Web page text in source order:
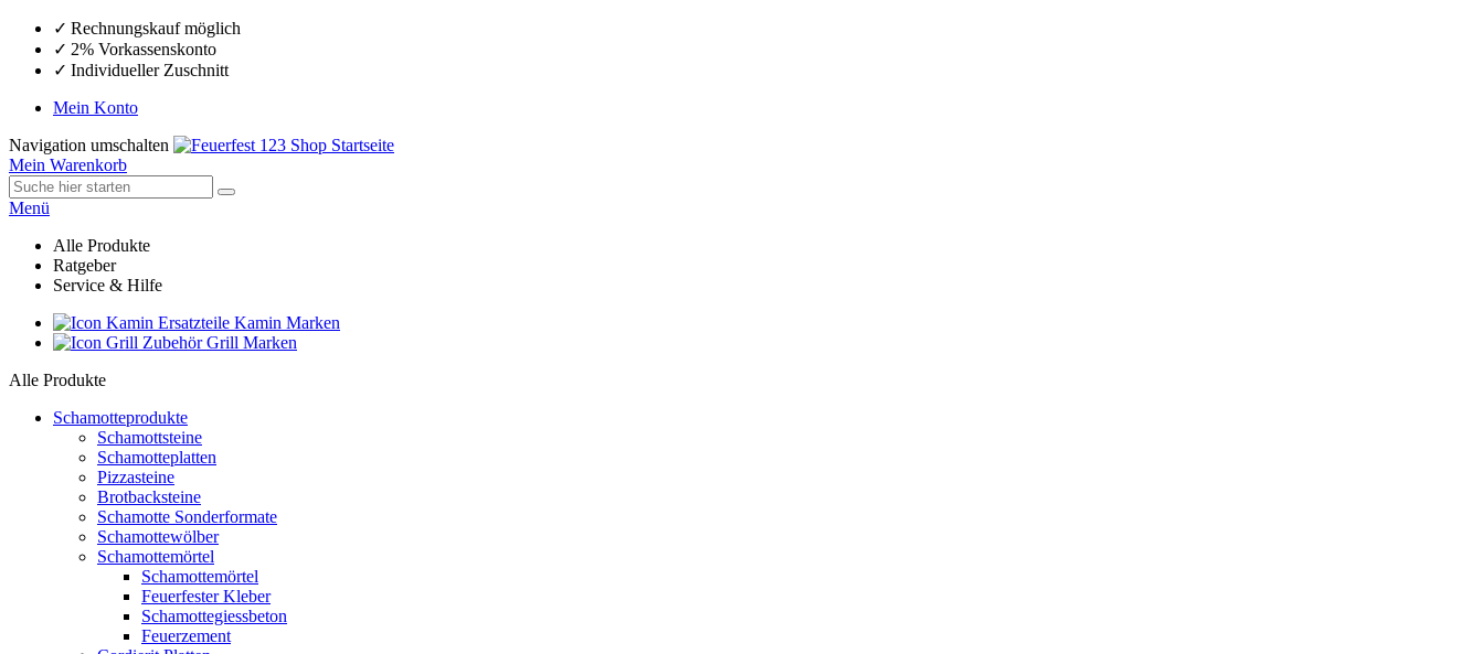
Rechnungskauf möglich
2% Vorkassenskonto
Individueller Zuschnitt
Mein Konto
Navigation umschalten
Mein Warenkorb
Menü
Alle Produkte
Ratgeber
Service & Hilfe
Ersatzteile Kamin Marken
Zubehör Grill Marken
Alle Produkte
Schamotteprodukte
Schamottsteine
Schamotteplatten
Pizzasteine
Brotbacksteine
Schamotte Sonderformate
Schamottewölber
Schamottemörtel
Schamottemörtel
Feuerfester Kleber
Schamottegiessbeton
Feuerzement